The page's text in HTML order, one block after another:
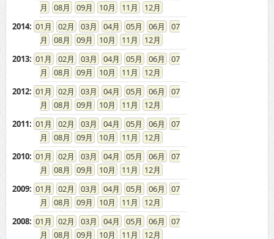
08
09 10 11
12
2014: 01 02 03 04 05 06
07
08
09 10 11
12
2013: 01 02 03 04 05 06
07
08
09 10 11
12
2012: 01 02 03 04 05 06
07
08
09 10 11
12
2011: 01 02 03 04 05 06
07
08
09 10 11
12
2010: 01 02 03 04 05 06
07
08
09 10 11
12
2009: 01 02 03 04 05 06
07
08
09 10 11
12
2008: 01 02 03 04 05 06
07
08
09 10 11
12